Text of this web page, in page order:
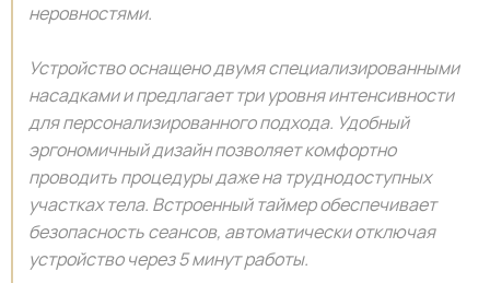
неровностями.
Устройство оснащено двумя специализированными
насадками и предлагает три уровня интенсивности
для персонализированного подхода. Удобный
эргономичный дизайн позволяет комфортно
проводить процедуры даже на труднодоступных
участках тела. Встроенный таймер обеспечивает
безопасность сеансов, автоматически отключая
устройство через 5 минут работы.